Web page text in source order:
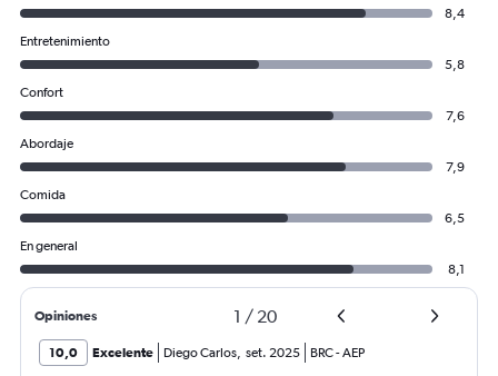
8,4
Entretenimiento
5,8
Confort
7,6
Abordaje
7,9
Comida
6,5
En general
8,1
Opiniones 1 / 20
10,0 Excelente Diego Carlos, set. 2025 BRC-AEP